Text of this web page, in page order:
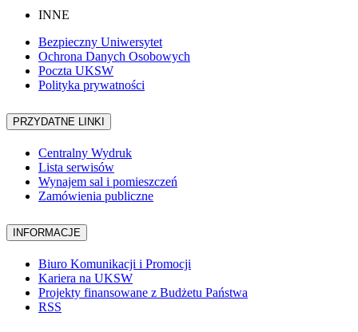
INNE
Bezpieczny Uniwersytet
Ochrona Danych Osobowych
Poczta UKSW
Polityka prywatności
PRZYDATNE LINKI
Centralny Wydruk
Lista serwisów
Wynajem sal i pomieszczeń
Zamówienia publiczne
INFORMACJE
Biuro Komunikacji i Promocji
Kariera na UKSW
Projekty finansowane z Budżetu Państwa
RSS